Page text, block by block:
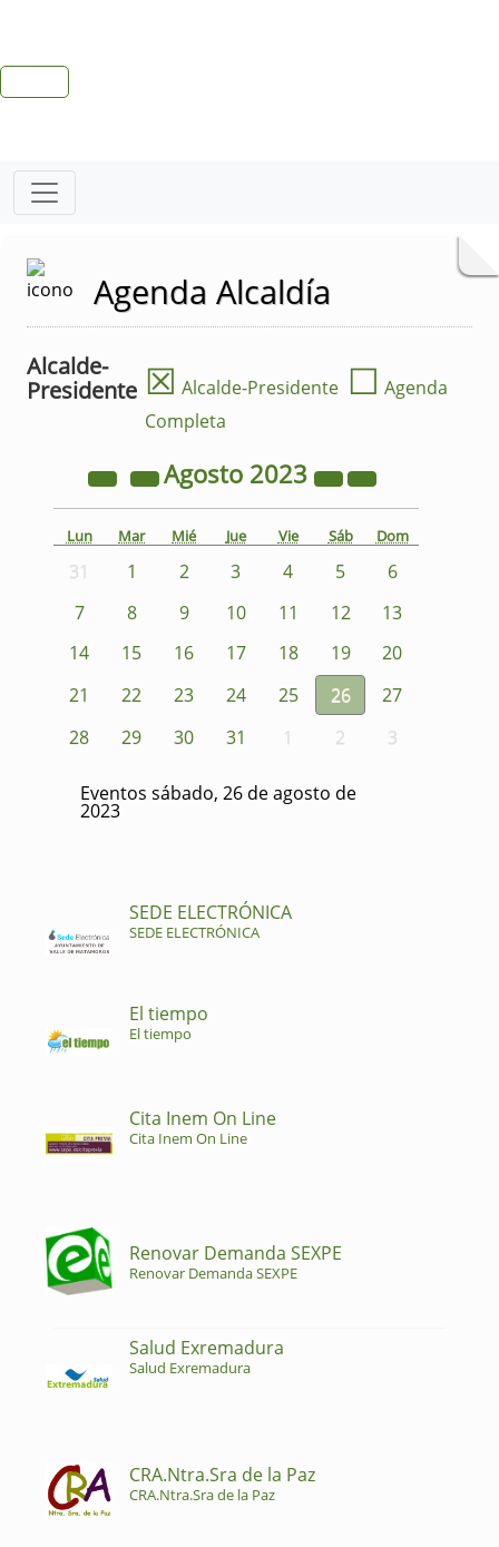
Agenda Alcaldía
Alcalde-
Presidente ☒ Alcalde-Presidente ☐ Agenda
Completa
Agosto 2023
Lun Mar Mié Jue Vie Sáb Dom
31 1 2 3 4 5
6
7
8 9 10 11 12
13
14
15 16 17 18 19
20
21
22 23 24 25 26
27
28
29 30 31 1 2 3
Eventos sábado, 26 de agosto de
2023
SEDE ELECTRÓNICA
SEDE ELECTRÓNICA
El tiempo
El tiempo
Cita Inem On Line
Cita Inem On Line
Renovar Demanda SEXPE
Renovar Demanda SEXPE
Salud Exremadura
Salud Exremadura
CRA.Ntra.Sra de la Paz
CRA.Ntra.Sra de la Paz